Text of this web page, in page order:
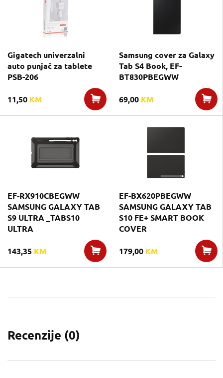
Gigatech univerzalni
auto punjač za tablete
PSB-206
11,50 KM
Samsung cover za Galaxy
Tab S4 Book, EF-
BT830PBEGWW
69,00 KM
EF-RX910CBEGWW
SAMSUNG GALAXY TAB
S9 ULTRA _TABS10
ULTRA
143,35 KM
EF-BX620PBEGWW
SAMSUNG GALAXY TAB
S10 FE+ SMART BOOK
COVER
179,00 KM
Recenzije (0)